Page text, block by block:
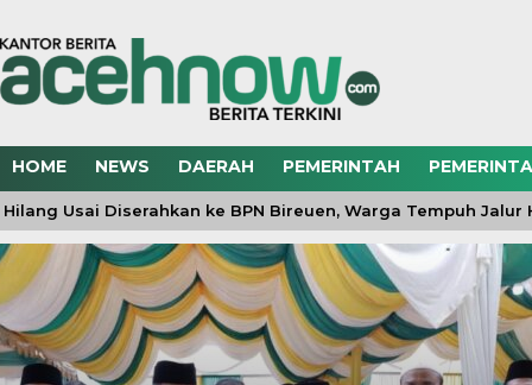
HOME NEWS DAERAH PEMERINTAH
Usai Diserahkan ke BPN Bireuen, Warga Tempuh Jalur